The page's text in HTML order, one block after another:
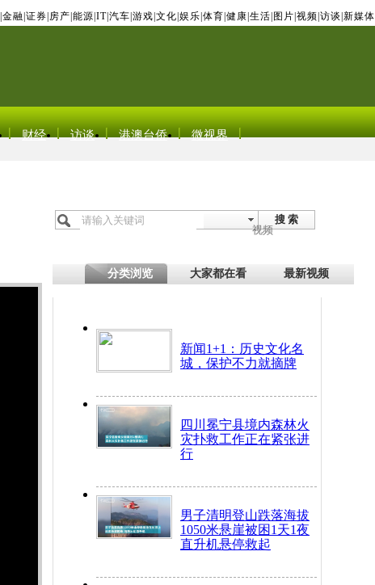
金融 证券 房产 能源 IT| 汽车 游戏 文化 娱乐 体育 健康 生活 图片 视频 访谈 新媒体
财经 访谈 港澳台侨 微视界
搜 索
视频
分类浏览 大家都在看 最新视频
新闻1+1：历史文化名
城，保护不力就摘牌
四川冕宁县境内森林火
灾扑救工作正在紧张进
行
男子清明登山跌落海拔
1050米悬崖被困1天1夜
直升机悬停救起